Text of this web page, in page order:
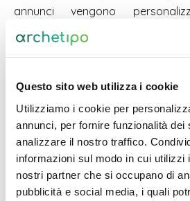
Questo sito web utilizza i cookie
Utilizziamo i cookie per
annunci, per fornire funzionalità dei
analizzare il nostro traffico.
informazioni sul modo in cui utilizzi
nostri partner che si occupano di
pubblicità e social media, i quali
annunci vengono
informazioni limitate,
geografica e interazioni precedenti.
Dal contatto alla
Sfruttare WhatsApp non
nuovo canale alla strategia di
ripensare completamente il
comunicano, creando
personali e significative con le